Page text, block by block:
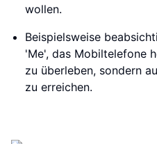
wollen.
Beispielsweise
'Me', das Mobiltelefone
zu überleben, sondern
zu erreichen.